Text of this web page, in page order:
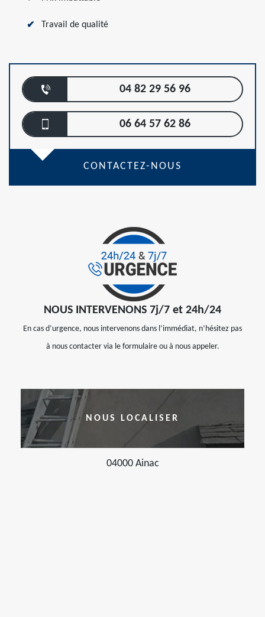
Travail de qualité
04 82 29 56 96
06 64 57 62 86
CONTACTEZ-NOUS
NOUS INTERVENONS 7j/7 et 24h/24
En cas d’urgence, nous intervenons dans l’immédiat, n’hésitez pas
à nous contacter via le formulaire ou à nous appeler.
NOUS LOCALISER
04000 Ainac